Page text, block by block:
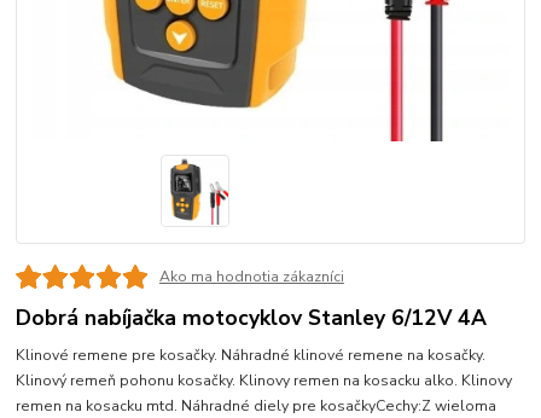
Ako ma hodnotia zákazníci
Dobrá nabíjačka motocyklov Stanley 6/12V 4A
Klinové remene pre kosačky. Náhradné klinové remene na kosačky.
Klinový remeň pohonu kosačky. Klinovy remen na kosacku alko. Klinovy
remen na kosacku mtd. Náhradné diely pre kosačkyCechy:Z wieloma